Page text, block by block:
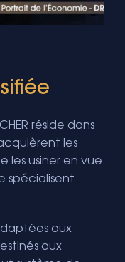
réside dans
les
les usiner en vue
spécialisent
aux
aux